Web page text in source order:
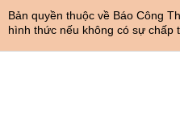
Bản quyền thuộc về Báo Công
hình thức nếu không có sự chấp